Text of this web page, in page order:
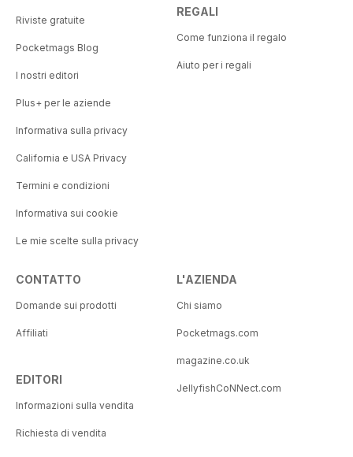
Riviste gratuite
Pocketmags Blog
I nostri editori
Plus+ per le aziende
Informativa sulla privacy
California e USA Privacy
Termini e condizioni
Informativa sui cookie
Le mie scelte sulla privacy
REGALI
Come funziona il regalo
Aiuto per i regali
CONTATTO
Domande sui prodotti
Affiliati
EDITORI
Informazioni sulla vendita
Richiesta di vendita
L'AZIENDA
Chi siamo
Pocketmags.com
magazine.co.uk
JellyfishCoNNect.com